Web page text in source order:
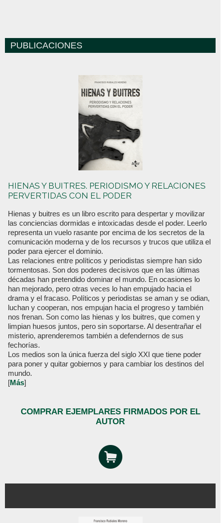
PUBLICACIONES
HIENAS Y BUITRES. PERIODISMO Y RELACIONES
PERVERTIDAS CON EL PODER
Hienas y buitres es un libro escrito para despertar y movilizar
las conciencias dormidas e intoxicadas desde el poder. Leerlo
representa un vuelo rasante por encima de los secretos de la
comunicación moderna y de los recursos y trucos que utiliza el
poder para ejercer el dominio.
Las relaciones entre políticos y periodistas siempre han sido
tormentosas. Son dos poderes decisivos que en las últimas
décadas han pretendido dominar el mundo. En ocasiones lo
han mejorado, pero otras veces lo han empujado hacia el
drama y el fracaso. Políticos y periodistas se aman y se odian,
luchan y cooperan, nos empujan hacia el progreso y también
nos frenan. Son como las hienas y los buitres, que comen y
limpian huesos juntos, pero sin soportarse. Al desentrañar el
misterio, aprenderemos también a defendernos de sus
fechorías.
Los medios son la única fuerza del siglo XXI que tiene poder
para poner y quitar gobiernos y para cambiar los destinos del
mundo.
[Más]
COMPRAR EJEMPLARES FIRMADOS POR EL
AUTOR